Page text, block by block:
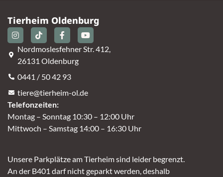
Tierheim Oldenburg
Nordmoslesfehner Str. 412,
26131 Oldenburg
0441 / 50 42 93
tiere@tierheim-ol.de
Telefonzeiten:
Montag – Sonntag 10:30 – 12:00 Uhr
Mittwoch – Samstag 14:00 – 16:30 Uhr
Unsere Parkplätze am Tierheim sind leider begrenzt.
An der B401 darf nicht geparkt werden, deshalb